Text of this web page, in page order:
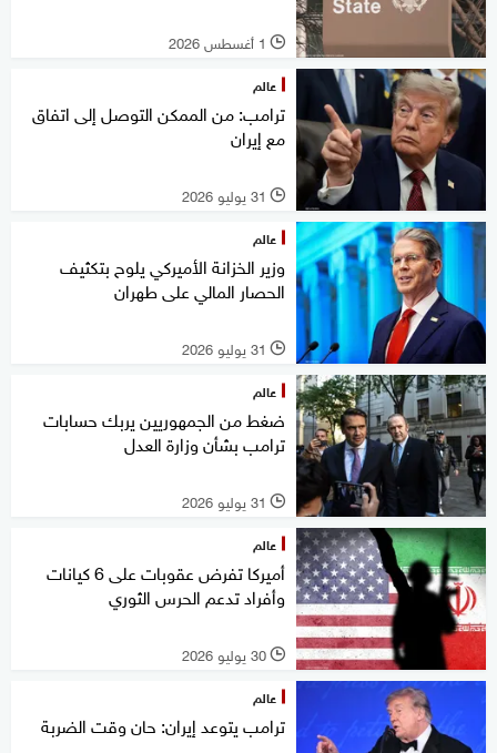
l 1 أغسطس 2026
عالم
ترامب: من الممكن التوصل إلى اتفاق
مع إيران
l 31 يوليو 2026
عالم
وزير الخزانة الأميركي يلوح بتكثيف
الحصار المالي على طهران
l 31 يوليو 2026
عالم
ضغط من الجمهوريين يربك حسابات
ترامب بشأن وزارة العدل
l 31 يوليو 2026
عالم
أميركا تفرض عقوبات على 6 كيانات
وأفراد تدعم الحرس الثوري
l 30 يوليو 2026
عالم
ترامب يتوعد إيران: حان وقت الضربة